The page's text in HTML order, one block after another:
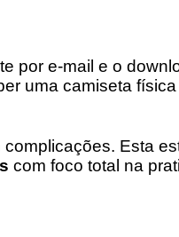
por e-mail e o
uma camiseta
Esta
com foco total na